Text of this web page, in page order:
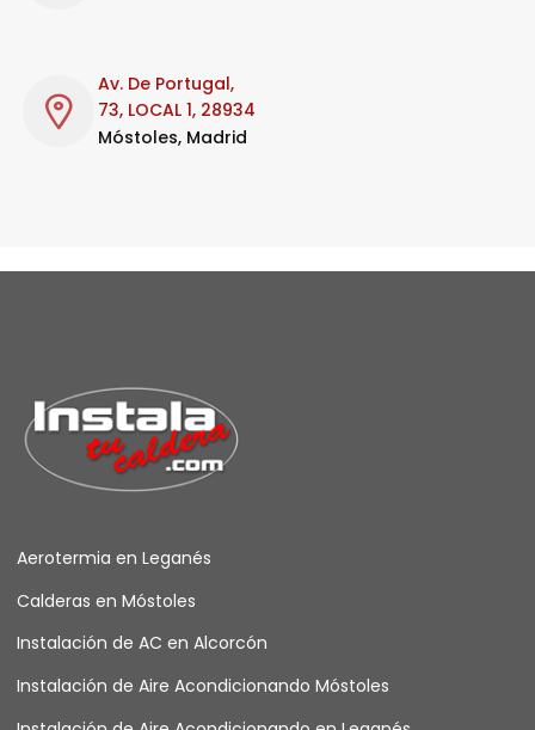
Av. De Portugal,
73, LOCAL 1, 28934
Móstoles, Madrid
Aerotermia en Leganés
Calderas en Móstoles
Instalación de AC en Alcorcón
Instalación de Aire Acondicionando Móstoles